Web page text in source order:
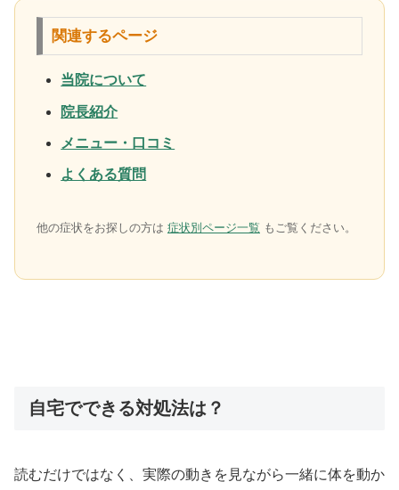
関連するページ
当院について
院長紹介
メニュー・口コミ
よくある質問
他の症状をお探しの方は 症状別ページ一覧 もご覧ください。
自宅でできる対処法は？
読むだけではなく、実際の動きを見ながら一緒に体を動か